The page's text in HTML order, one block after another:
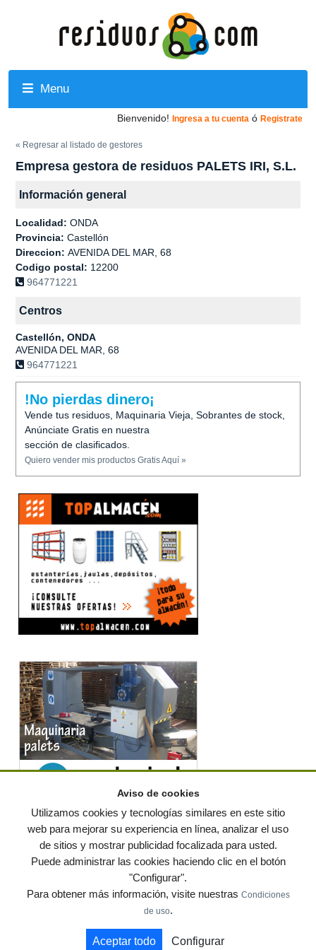
Menu
Bienvenido! Ingresa a tu cuenta ó Registrate
« Regresar al listado de gestores
Empresa gestora de residuos PALETS IRI, S.L.
Información general
Localidad: ONDA
Provincia: Castellón
Direccion: AVENIDA DEL MAR, 68
Codigo postal: 12200
964771221
Centros
Castellón, ONDA
AVENIDA DEL MAR, 68
964771221
!No pierdas dinero¡
Vende tus residuos, Maquinaria Vieja, Sobrantes de stock,
Anúnciate Gratis en nuestra
sección de clasificados.
Quiero vender mis productos Gratis Aquí »
© residuos.com - Todos los derechos reservados Política de privacidad
Condiciones de uso|Contacto |Editores|Mapa web|Preguntas frecuentes|Publica
tus anuncios gratis!
Muebles de terraza y jardin Notas de prensa
Aviso de cookies
Utilizamos cookies y tecnologías similares en este sitio
web para mejorar su experiencia en línea, analizar el uso
de sitios y mostrar publicidad focalizada para usted.
Puede administrar las cookies haciendo clic en el botón
"Configurar".
Para obtener más información, visite nuestras Condiciones
de uso.
Aceptar todo Configurar